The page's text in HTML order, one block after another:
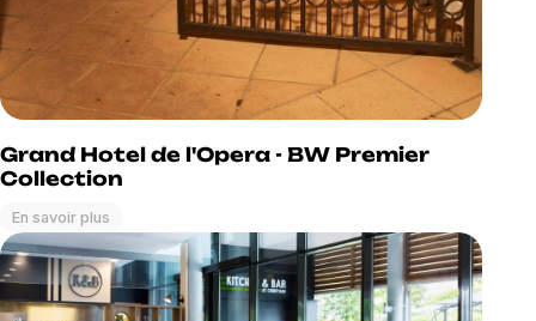
Grand Hotel de l'Opera - BW Premier
Collection
En savoir plus